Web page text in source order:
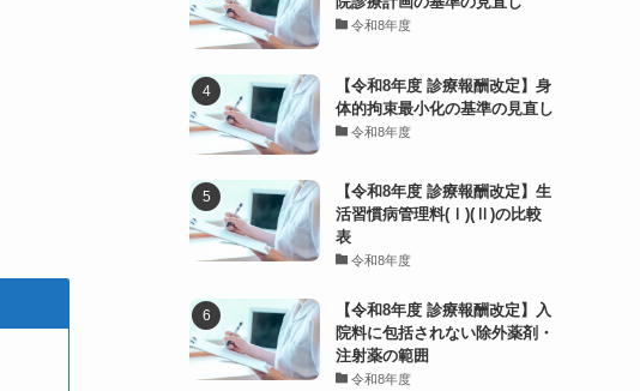
令和8年度
【令和8年度 診療報酬改定】身
体的拘束最小化の基準の見直し
令和8年度
【令和8年度 診療報酬改定】生
活習慣病管理料(Ⅰ)(Ⅱ)の比較
表
令和8年度
【令和8年度 診療報酬改定】入
院料に包括されない除外薬剤・
注射薬の範囲
令和8年度